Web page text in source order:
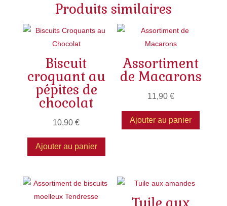
Produits similaires
Biscuit
croquant au
pépites de
chocolat
10,90€
Ajouter au panier
Assortiment
de Macarons
11,90 €
Ajouter au panier